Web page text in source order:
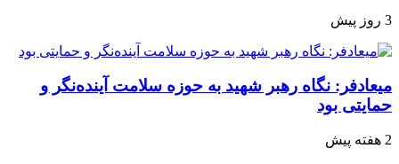
3 روز پیش
میعادفر: نگاه رهبر شهید به حوزه سلامت آینده‌نگر و
حمایتی بود
2 هفته پیش